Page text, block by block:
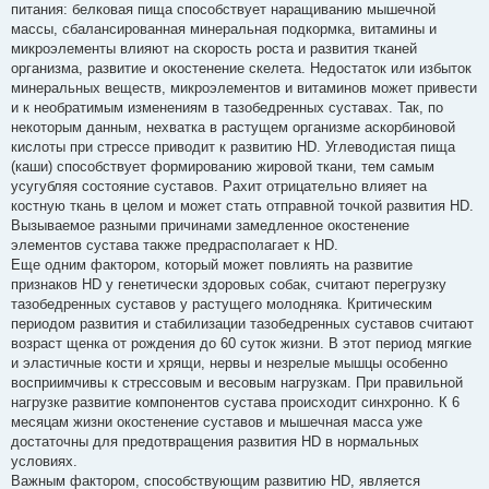
питания: белковая пища способствует наращиванию мышечной
массы, сбалансированная минеральная подкормка, витамины и
микроэлементы влияют на скорость роста и развития тканей
организма, развитие и окостенение скелета. Недостаток или избыток
минеральных веществ, микроэлементов и витаминов может привести
и к необратимым изменениям в тазобедренных суставах. Так, по
некоторым данным, нехватка в растущем организме аскорбиновой
кислоты при стрессе приводит к развитию HD. Углеводистая пища
(каши) способствует формированию жировой ткани, тем самым
усугубляя состояние суставов. Рахит отрицательно влияет на
костную ткань в целом и может стать отправной точкой развития HD.
Вызываемое разными причинами замедленное окостенение
элементов сустава также предрасполагает к HD.
Еще одним фактором, который может повлиять на развитие
признаков HD у генетически здоровых собак, считают перегрузку
тазобедренных суставов у растущего молодняка. Критическим
периодом развития и стабилизации тазобедренных суставов считают
возраст щенка от рождения до 60 суток жизни. В этот период мягкие
и эластичные кости и хрящи, нервы и незрелые мышцы особенно
восприимчивы к стрессовым и весовым нагрузкам. При правильной
нагрузке развитие компонентов сустава происходит синхронно. К 6
месяцам жизни окостенение суставов и мышечная масса уже
достаточны для предотвращения развития HD в нормальных
условиях.
Важным фактором, способствующим развитию HD, является